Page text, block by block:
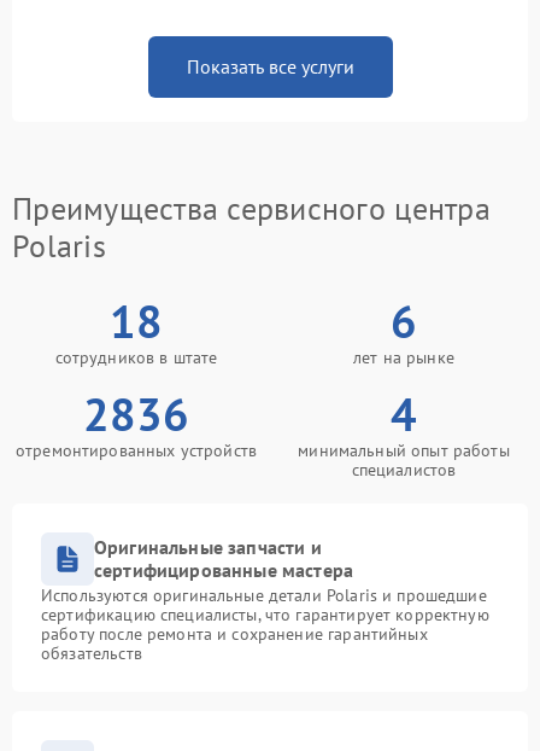
Показать все услуги
Преимущества сервисного центра
Polaris
18
сотрудников в штате
6
лет на рынке
2836
отремонтированных устройств
4
минимальный опыт работы
специалистов
Оригинальные запчасти и
сертифицированные мастера
Используются оригинальные детали Polaris и прошедшие
сертификацию специалисты, что гарантирует корректную
работу после ремонта и сохранение гарантийных
обязательств